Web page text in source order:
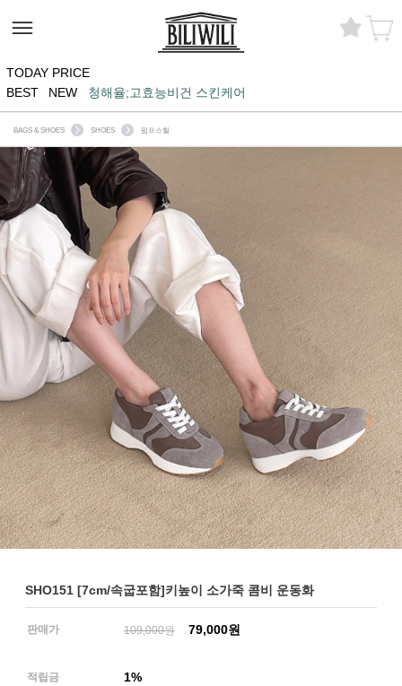
TODAY PRICE
BEST
NEW 청해율;고효능비건 스킨케어
BAGS & SHOES SHOES 펌프스힐
SHO151 [7cm/속굽포함]키높이 소가죽 콤비 운동화
판매가 109,000원 79,000원
적립금 1%